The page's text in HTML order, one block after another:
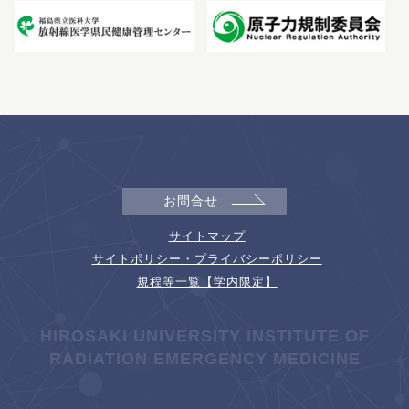
お問合せ
サイトマップ
サイトポリシー・プライバシーポリシー
規程等一覧【学内限定】
HIROSAKI UNIVERSITY INSTITUTE OF
RADIATION EMERGENCY MEDICINE